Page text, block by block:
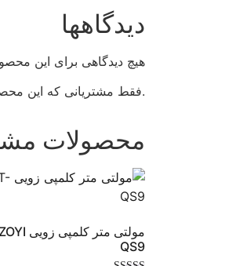
دیدگاهها
هیچ دیدگاهی برای این
.فقط مشتریانی که این
محصولات
QS9